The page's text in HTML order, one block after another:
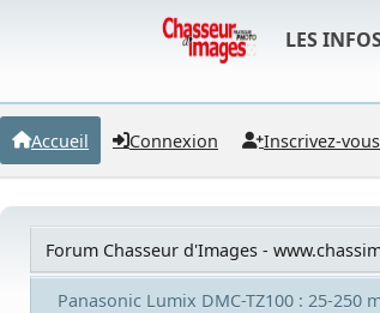
LES
Accueil Connexion Inscrivez-vous
Forum Chasseur d'Images -
Panasonic Lumix DMC-TZ100 : 25-250